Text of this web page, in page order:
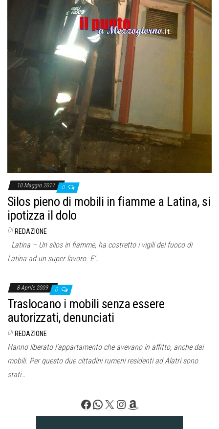
10 Maggio 2017 0
Silos pieno di mobili in fiamme a Latina, si
ipotizza il dolo
Di REDAZIONE
Latina – Un silos in fiamme, ha costretto i vigili del fuoco di
Latina ad un super lavoro. E’…
8 Aprile 2009 0
Traslocano i mobili senza essere
autorizzati, denunciati
Di REDAZIONE
Hanno liberato l’appartamento che avevano in affitto, anche dai
mobili. Per questo due cittadini rumeni residenti ad Alatri sono
stati…
Facebook
WhatsApp
X Instagram
Amazon